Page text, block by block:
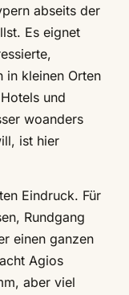
abseits der
Es eignet
in kleinen Orten
und
woanders
ist hier
Eindruck. Für
Rundgang
einen ganzen
Agios
aber viel